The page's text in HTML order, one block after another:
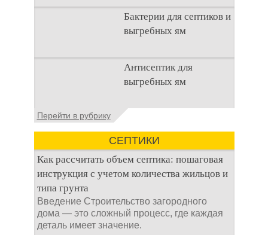
концентрат, который
используется
Бактерии для септиков и
выгребных ям
Очистка
канализационного
стока или выгребной
не самым приятным
Антисептик для
выгребных ям
Общие сведения об
Антисептик для
выгребных ям – это
специальные
Перейти в рубрику
СЕПТИКИ
Как рассчитать объем септика: пошаговая
инструкция с учетом количества жильцов и
типа грунта
Введение Строительство загородного
дома — это сложный процесс, где каждая
деталь имеет значение.